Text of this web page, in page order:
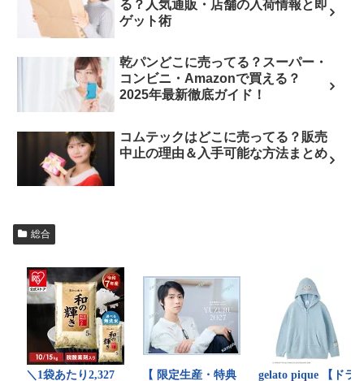
る？人気通販・店舗の入荷情報と即
ゲット術
乾パンどこに売ってる？スーパー・
コンビニ・Amazonで買える？
2025年最新徹底ガイド！
コムテックはどこに売ってる？販売
中止の理由＆入手可能な方法まとめ
総合